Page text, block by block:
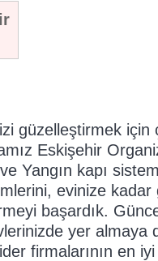
güzelleştirmek için
Eskişehir
Yangın kapı
evinize
başardık.
yer almaya
firmalarının en